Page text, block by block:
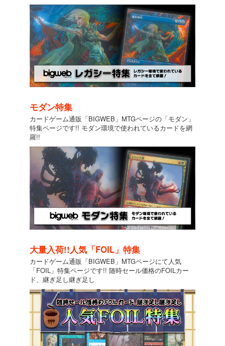
モダン特集
カードゲーム通販「BIGWEB」MTGページの「モダン」
特集ページです!! モダン環境で使われているカードを網
羅!!
大量入荷!!人気「FOIL」特集
カードゲーム通販「BIGWEB」MTGページにて人気
「FOIL」特集ページです!! 随時セール価格のFOILカー
ド、継ぎ足し継ぎ足し